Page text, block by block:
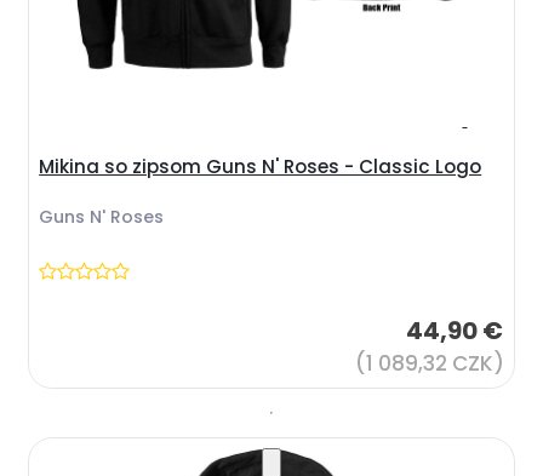
Mikina so zipsom Guns N' Roses - Classic Logo
Guns N' Roses
44,90 €
(1 089,32 CZK)